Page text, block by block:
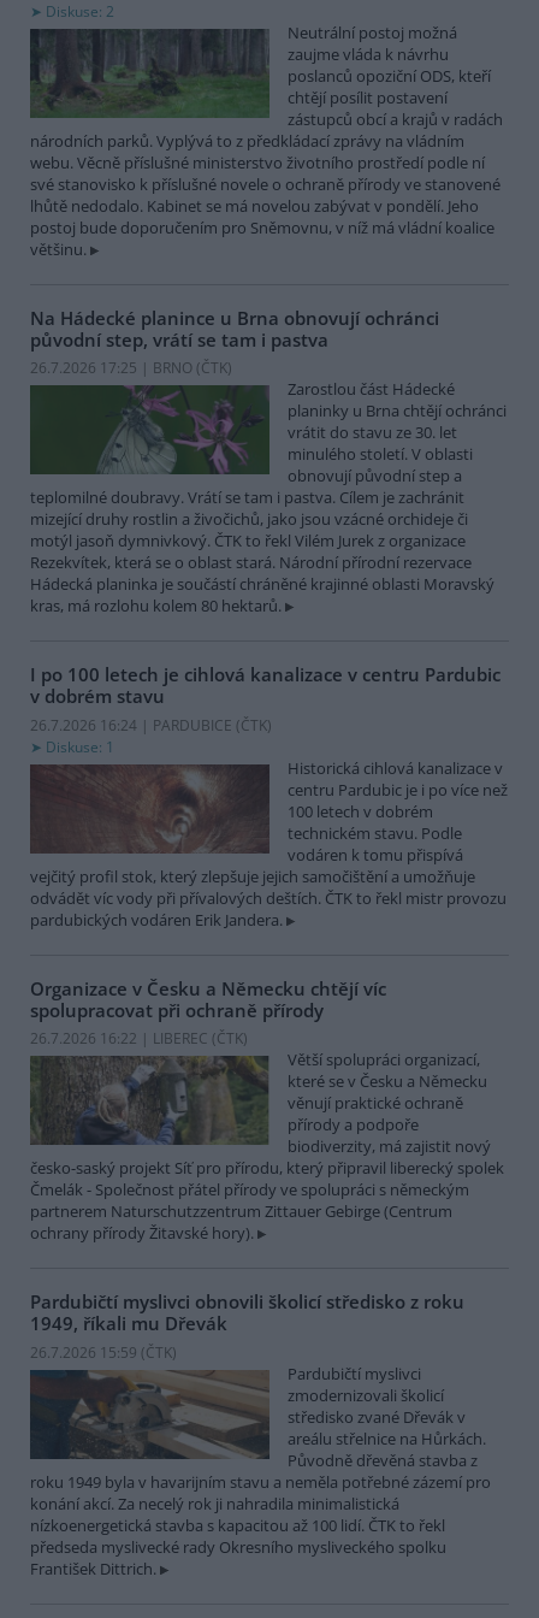
Diskuse: 2
Neutrální postoj možná
zaujme vláda k návrhu
poslanců opoziční ODS, kteří
chtějí posílit postavení
zástupců obcí a krajů v radách
národních parků. Vyplývá to z předkládací zprávy na vládním
webu. Věcně příslušné ministerstvo životního prostředí podle ní
své stanovisko k příslušné novele o ochraně přírody ve stanovené
lhůtě nedodalo. Kabinet se má novelou zabývat v pondělí. Jeho
postoj bude doporučením pro Sněmovnu, v níž má vládní koalice
většinu.
Na Hádecké planince u Brna obnovují ochránci
původní step, vrátí se tam i pastva
26.7.2026 17:25 | BRNO (ČTK)
Zarostlou část Hádecké
planinky u Brna chtějí ochránci
vrátit do stavu ze 30. let
minulého století. V oblasti
obnovují původní step a
teplomilné doubravy. Vrátí se tam i pastva. Cílem je zachránit
mizející druhy rostlin a živočichů, jako jsou vzácné orchideje či
motýl jasoň dymnivkový. ČTK to řekl Vilém Jurek z organizace
Rezekvítek, která se o oblast stará. Národní přírodní rezervace
Hádecká planinka je součástí chráněné krajinné oblasti Moravský
kras, má rozlohu kolem 80 hektarů.
I po 100 letech je cihlová kanalizace v centru Pardubic
v dobrém stavu
26.7.2026 16:24 | PARDUBICE (ČTK)
Diskuse: 1
Historická cihlová kanalizace v
centru Pardubic je i po více než
100 letech v dobrém
technickém stavu. Podle
vodáren k tomu přispívá
vejčitý profil stok, který zlepšuje jejich samočištění a umožňuje
odvádět víc vody při přívalových deštích. ČTK to řekl mistr provozu
pardubických vodáren Erik Jandera.
Organizace v Česku a Německu chtějí víc
spolupracovat při ochraně přírody
26.7.2026 16:22 | LIBEREC (ČTK)
Větší spolupráci organizací,
které se v Česku a Německu
věnují praktické ochraně
přírody a podpoře
biodiverzity, má zajistit nový
česko-saský projekt Síť pro přírodu, který připravil liberecký spolek
Čmelák - Společnost přátel přírody ve spolupráci s německým
partnerem Naturschutzzentrum Zittauer Gebirge (Centrum
ochrany přírody Žitavské hory).
Pardubičtí myslivci obnovili školicí středisko z roku
1949, říkali mu Dřevák
26.7.2026 15:59 (ČTK)
Pardubičtí myslivci
zmodernizovali školicí
středisko zvané Dřevák v
areálu střelnice na Hůrkách.
Původně dřevěná stavba z
roku 1949 byla v havarijním stavu a neměla potřebné zázemí pro
konání akcí. Za necelý rok ji nahradila minimalistická
nízkoenergetická stavba s kapacitou až 100 lidí. ČTK to řekl
předseda myslivecké rady Okresního mysliveckého spolku
František Dittrich.